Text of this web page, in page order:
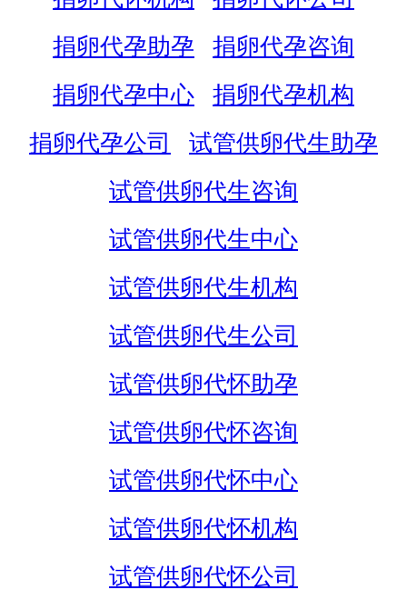
捐卵代孕助孕
捐卵代孕咨询
捐卵代孕中心
捐卵代孕机构
捐卵代孕公司
试管供卵代生助孕
试管供卵代生咨询
试管供卵代生中心
试管供卵代生机构
试管供卵代生公司
试管供卵代怀助孕
试管供卵代怀咨询
试管供卵代怀中心
试管供卵代怀机构
试管供卵代怀公司